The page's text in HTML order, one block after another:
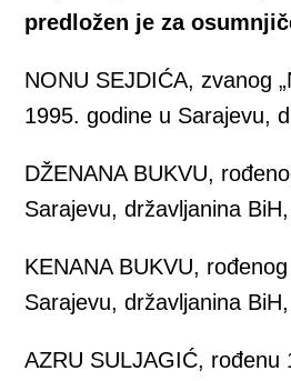
predložen je za
NONU SEJDIĆA, zvanog
1995. godine u Sarajevu,
DŽENANA BUKVU,
Sarajevu, državljanina BiH,
KENANA BUKVU,
Sarajevu, državljanina BiH,
AZRU SULJAGIĆ, rođenu